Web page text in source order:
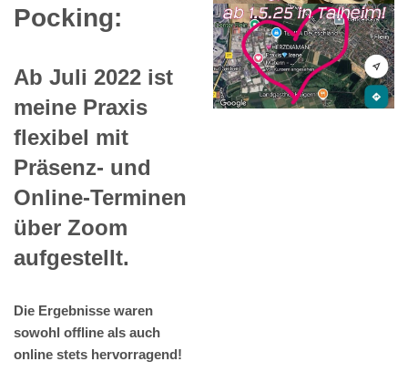
Pocking:
Ab Juli 2022 ist
meine Praxis
flexibel mit
Präsenz- und
Online-Terminen
über Zoom
aufgestellt.
Die Ergebnisse waren
sowohl offline als auch
online stets hervorragend!